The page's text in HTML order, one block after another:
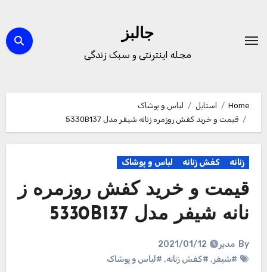
content
جالبز
مجله اینترنتی و سبک زندگی
Home استایل
لباس و پوشاک
قیمت و خرید کفش روزمره زنانه شیفر مدل 5330B137
زنانه کفش زنانه لباس و پوشاک
قیمت و خرید کفش روزمره ز
نانه شیفر مدل 5330B137
By مدیر
2021/01/12
#شیفر, #کفش زنانه, #لباس و پوشاک